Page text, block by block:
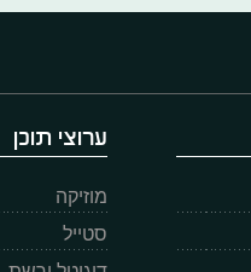
ערוצי תוכן
מוזיקה
סטייל